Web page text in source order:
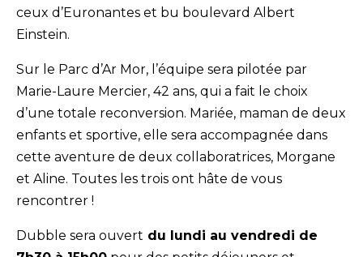
ceux d’Euronantes et bu boulevard Albert
Einstein.
Sur le Parc d’Ar Mor, l’équipe sera pilotée par
Marie-Laure Mercier, 42 ans, qui a fait le choix
d’une totale reconversion. Mariée, maman de deux
enfants et sportive, elle sera accompagnée dans
cette aventure de deux collaboratrices, Morgane
et Aline. Toutes les trois ont hâte de vous
rencontrer !
Dubble sera ouvert du lundi au vendredi de